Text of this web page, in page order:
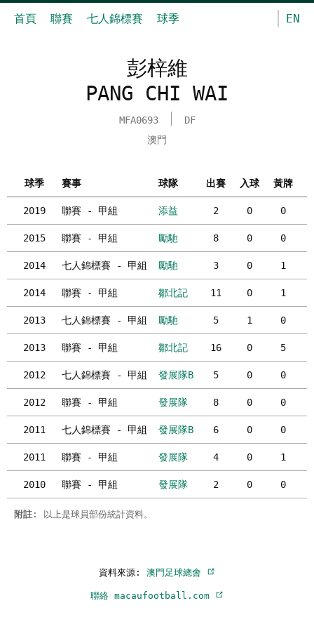
首頁 聯賽 七人錦標賽 球季 EN
彭梓維
PANG CHI WAI
MFA0693
DF
澳門
球季 賽事 球隊 出賽 入球 黃牌
2019 聯賽 - 甲組 添益 2 0 0
2015 聯賽 - 甲組 勵馳 8 0 0
2014 七人錦標賽 - 甲組 勵馳 3 0 1
2014 聯賽 - 甲組 鄒北記 11 0 1
2013 七人錦標賽 - 甲組 勵馳 5 1 0
2013 聯賽 - 甲組 鄒北記 16 0 5
2012 七人錦標賽 - 甲組 發展隊B 5 0 0
2012 聯賽 - 甲組 發展隊 8 0 0
2011 七人錦標賽 - 甲組 發展隊B 6 0 0
2011 聯賽 - 甲組 發展隊 4 0 1
2010 聯賽 - 甲組 發展隊 2 0 0
附註 : 以上是球員部份統計資料。
資料來源: 澳門足球總會
聯絡 macaufootball.com